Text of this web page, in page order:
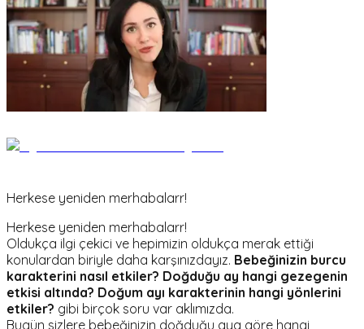
Herkese yeniden merhabalarr!
Herkese yeniden merhabalarr!
Oldukça ilgi çekici ve hepimizin oldukça merak ettiği
konulardan biriyle daha karşınızdayız. Bebeğinizin burcu
karakterini nasıl etkiler? Doğduğu ay hangi gezegenin
etkisi altında? Doğum ayı karakterinin hangi yönlerini
etkiler? gibi birçok soru var aklımızda.
Bugün sizlere bebeğinizin doğduğu aya göre hangi